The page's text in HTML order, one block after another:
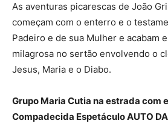
As aventuras picarescas de João
começam com o enterro e o
Padeiro e de sua Mulher e acabam
milagrosa no sertão envolvendo o
Jesus, Maria e o Diabo.
Grupo Maria Cutia na estrada com
Compadecida Espetáculo AUTO